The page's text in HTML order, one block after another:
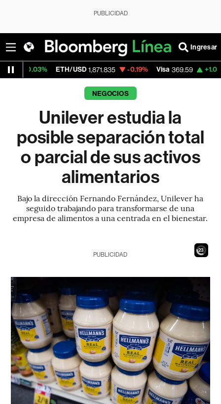
PUBLICIDAD
Ingresar
ETH/USD 1,871.835 -0.19% Visa 369.59 +1.07%
NEGOCIOS
Unilever estudia la
posible separación total
o parcial de sus activos
alimentarios
Bajo la dirección Fernando Fernández, Unilever ha
seguido trabajando para transformarse de una
empresa de alimentos a una centrada en el bienestar.
21
PUBLICIDAD